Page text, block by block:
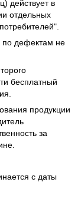
действует в
отдельных
по дефектам не
бесплатный
продукции
за
с даты